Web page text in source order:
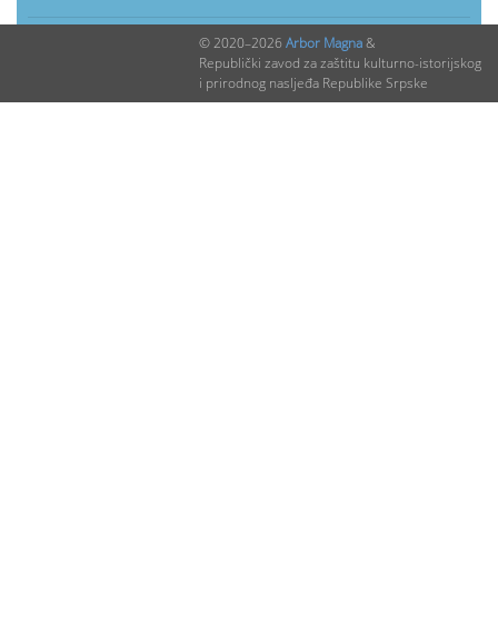
© 2020–2026 Arbor Magna&
Republički zavod za zaštitu kulturno-istorijskog
i prirodnog nasljeđa Republike Srpske